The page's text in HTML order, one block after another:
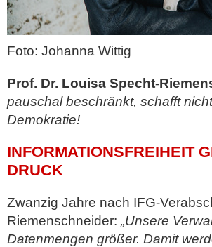
Foto: Johanna Wittig
Prof. Dr. Louisa Specht-
pauschal beschränkt, schafft
Demokratie!
INFORMATIONSFREIHEIT
DRUCK
Zwanzig Jahre nach IFG-
Riemenschneider: „Unsere
Datenmengen größer. Damit